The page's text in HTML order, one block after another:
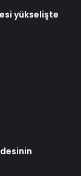
yükselişte